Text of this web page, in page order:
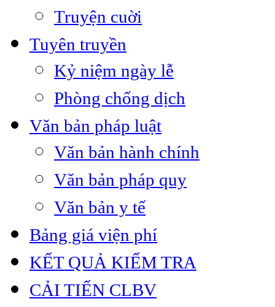
Truyện cuời
Tuyên truyền
Kỷ niệm ngày lễ
Phòng chống dịch
Văn bản pháp luật
Văn bản hành chính
Văn bản pháp quy
Văn bản y tế
Bảng giá viện phí
KẾT QUẢ KIỂM TRA
CẢI TIẾN CLBV